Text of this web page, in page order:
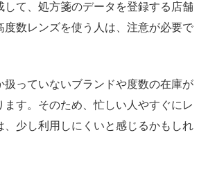
して、処方箋のデータを登録する店舗
度数レンズを使う人は、注意が必要で
扱っていないブランドや度数の在庫が
ます。そのため、忙しい人やすぐにレ
、少し利用しにくいと感じるかもしれ